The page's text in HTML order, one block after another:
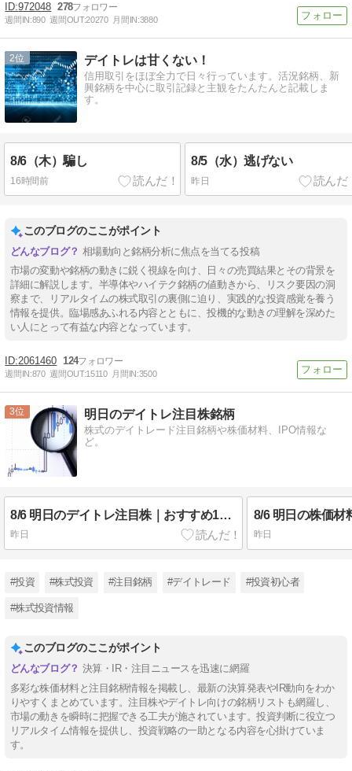
972048 278
週間IN:890 週間OUT:20270 月間IN:3880
2 デイトレは甘くない！
信用取引をほぼ全力で日々行っています。活況銘柄、新
興銘柄を中心に取引記録と主観をたんたんと記載しま
す。
8/6（木）騙し
16時間前
8/5（水）逃げない
昨日
このブログのここがポイント
相場動向と銘柄分析に焦点を当てる投稿
市場の変動や銘柄の動きに鋭く視線を向け、日々の売買結果とその背景を
詳細に解説します。半導体やハイテク銘柄の値動きから、リスク要因の洞
察まで、リアルタイムの株式取引の裏側に迫り、実践的な投資感覚を養う
情報を提供。臨場感あふれる内容とともに、投機的な動きの理解を深めた
い人にとって有益な内容となっています。
2061460 124
週間IN:870 週間OUT:15110 月間IN:3500
3 明日のデイトレ注目株銘柄
株式のデイトレード注目銘柄や株価材料、IPO情報な
ど。
8/6 明日のデイトレ注目株｜おすすめ10銘柄を紹介
昨日 昨日
#投資 #株式投資 #注目銘柄 #デイトレード #投資初心者
#株式投資情報
このブログのここがポイント
決算・IR・注目ニュースを迅速に網羅
多彩な株価材料と注目銘柄情報を掲載し、最新の決算発表やIR動向をわか
りやすくまとめています。注目株やデイトレ向けの銘柄リストも網羅し、
市場の動きを瞬時に把握できる工夫が施されています。投資判断に役立つ
リアルタイム情報を提供し、投資戦略の一助となる内容を心掛けていま
す。